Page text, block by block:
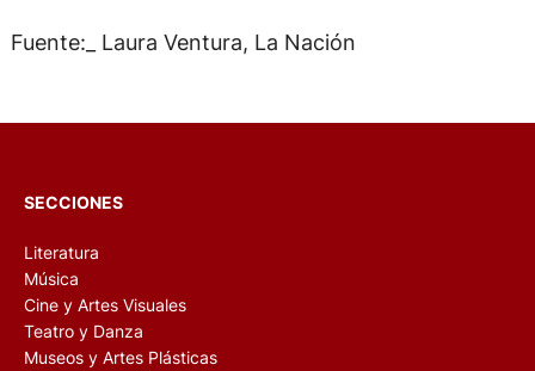
Fuente:_ Laura Ventura, La Nación
SECCIONES
Literatura
Música
Cine y Artes Visuales
Teatro y Danza
Museos y Artes Plásticas